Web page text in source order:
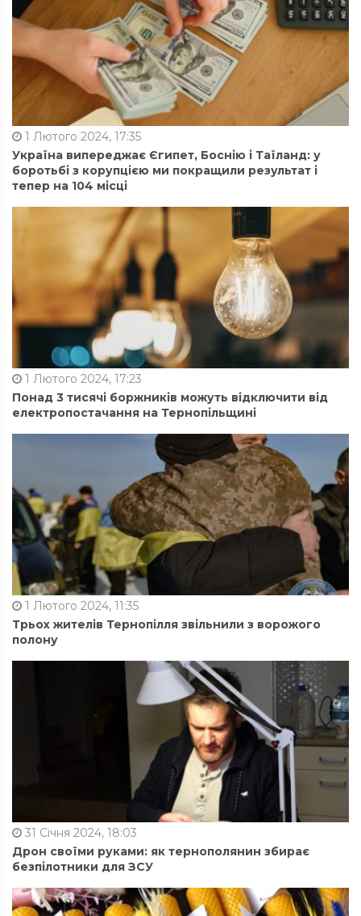
1 Лютого 2024, 17:35
Україна випереджає Єгипет, Боснію і Таїланд: у
боротьбі з корупцією ми покращили результат і
тепер на 104 місці
1 Лютого 2024, 17:23
Понад 3 тисячі боржників можуть відключити від
електропостачання на Тернопільщині
1 Лютого 2024, 11:35
Трьох жителів Тернопілля звільнили з ворожого
полону
31 Січня 2024, 18:03
Дрон своїми руками: як тернополянин збирає
безпілотники для ЗСУ